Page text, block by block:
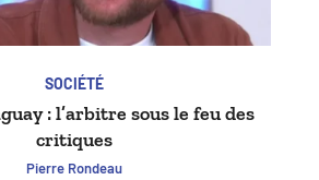
SOCIÉTÉ
: l’arbitre sous le feu des
critiques
Pierre Rondeau